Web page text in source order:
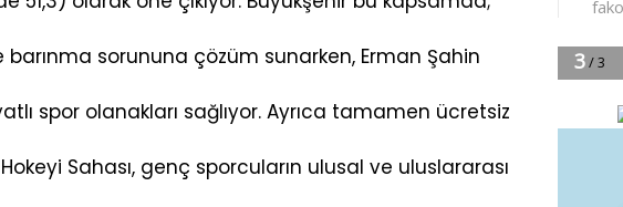
barınma sorununa çözüm sunarken, Erman Şahin
spor olanakları sağlıyor. Ayrıca tamamen ücretsiz
Sahası, genç sporcuların ulusal ve uluslararası